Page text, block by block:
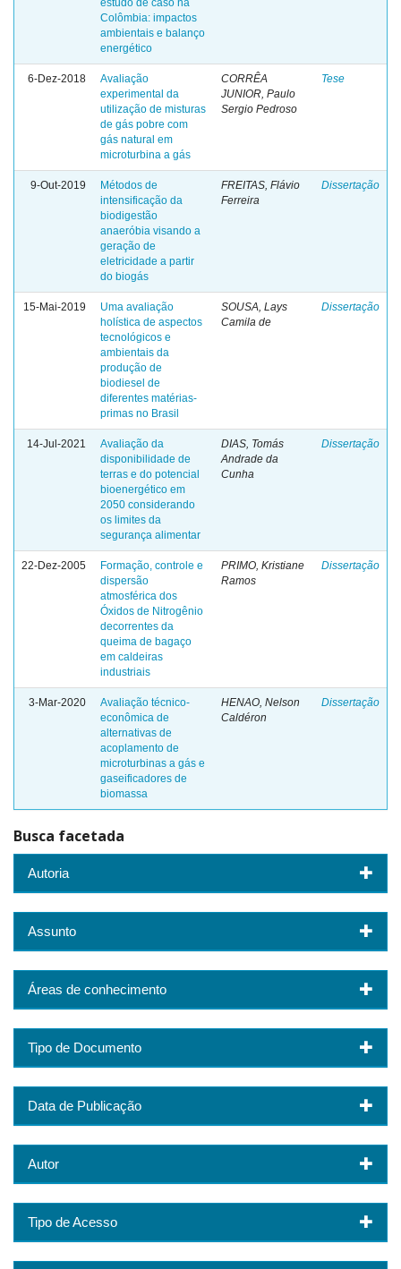
estudo de caso na
Colômbia: impactos
ambientais e balanço
energético
6-Dez-2018
Avaliação
experimental da
utilização de misturas
de gás pobre com
gás natural em
microturbina a gás
CORRÊA
JUNIOR, Paulo
Sergio Pedroso
Tese
9-Out-2019
Métodos de
intensificação da
biodigestão
anaeróbia visando a
geração de
eletricidade a partir
do biogás
FREITAS, Flávio
Ferreira
Dissertação
15-Mai-2019
Uma avaliação
holística de aspectos
tecnológicos e
ambientais da
produção de
biodiesel de
diferentes matérias-
primas no Brasil
SOUSA, Lays
Camila de
Dissertação
14-Jul-2021
Avaliação da
disponibilidade de
terras e do potencial
bioenergético em
2050 considerando
os limites da
segurança alimentar
DIAS, Tomás
Andrade da
Cunha
Dissertação
22-Dez-2005
Formação, controle e
dispersão
atmosférica dos
Óxidos de Nitrogênio
decorrentes da
queima de bagaço
em caldeiras
industriais
PRIMO, Kristiane
Ramos
Dissertação
3-Mar-2020
Avaliação técnico-
econômica de
alternativas de
acoplamento de
microturbinas a gás e
gaseificadores de
biomassa
HENAO, Nelson
Caldéron
Dissertação
Busca facetada
Autoria
Assunto
Áreas de conhecimento
Tipo de Documento
Data de Publicação
Autor
Tipo de Acesso